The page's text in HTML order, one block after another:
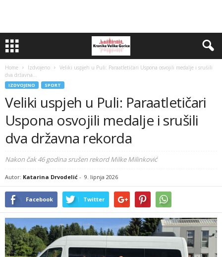
Home Izdvojeno
Veliki uspjeh u Puli: Paraatletičari Uspona osvojili medalje i srušili
dva državna...
IZDVOJENO SPORT
Veliki uspjeh u Puli: Paraatletičari
Uspona osvojili medalje i srušili
dva državna rekorda
Nakon čak 46 godina srušen rekord Milke Milinković
Autor: Katarina Drvodelić - 9. lipnja 2026
Facebook Twitter